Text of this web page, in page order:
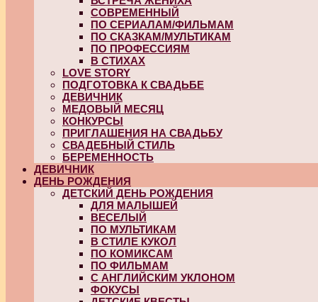
СОВРЕМЕННЫЙ
ПО СЕРИАЛАМ/ФИЛЬМАМ
ПО СКАЗКАМ/МУЛЬТИКАМ
ПО ПРОФЕССИЯМ
В СТИХАХ
LOVE STORY
ПОДГОТОВКА К СВАДЬБЕ
ДЕВИЧНИК
МЕДОВЫЙ МЕСЯЦ
КОНКУРСЫ
ПРИГЛАШЕНИЯ НА СВАДЬБУ
СВАДЕБНЫЙ СТИЛЬ
БЕРЕМЕННОСТЬ
ДЕВИЧНИК
ДЕНЬ РОЖДЕНИЯ
ДЕТСКИЙ ДЕНЬ РОЖДЕНИЯ
ДЛЯ МАЛЫШЕЙ
ВЕСЕЛЫЙ
ПО МУЛЬТИКАМ
В СТИЛЕ КУКОЛ
ПО КОМИКСАМ
ПО ФИЛЬМАМ
С АНГЛИЙСКИМ УКЛОНОМ
ФОКУСЫ